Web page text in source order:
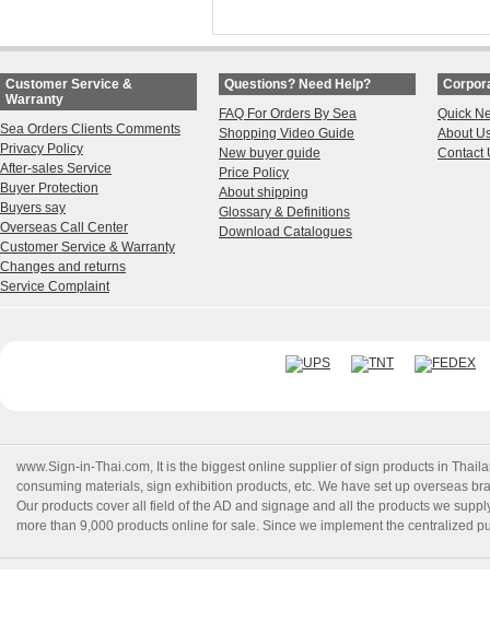
Customer Service &
Warranty
Sea Orders Clients Comments
Privacy Policy
After-sales Service
Buyer Protection
Buyers say
Overseas Call Center
Customer Service & Warranty
Changes and returns
Service Complaint
Questions? Need Help?
FAQ For Orders By Sea
Shopping Video Guide
New buyer guide
Price Policy
About shipping
Glossary & Definitions
Download Catalogues
Quick
About
Contact
www.Sign-in-Thai.com, It is the biggest online supplier of sign products in
consuming materials, sign exhibition products, etc. We have set up overseas
Our products cover all field of the AD and signage and all the products we
more than 9,000 products online for sale. Since we implement the centralized